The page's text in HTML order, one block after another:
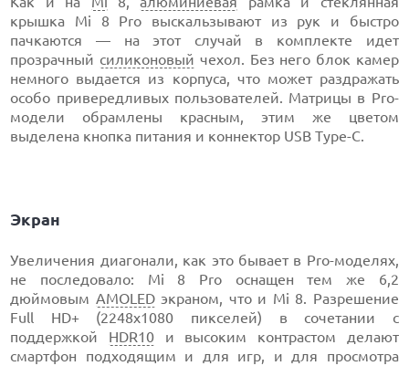
крышка Mi 8 Pro выскальзывают из рук и быстро
пачкаются — на этот случай в комплекте идет
прозрачный силиконовый чехол. Без него блок камер
немного выдается из корпуса, что может раздражать
особо привередливых пользователей. Матрицы в Pro-
модели обрамлены красным, этим же цветом
выделена кнопка питания и коннектор USB Type-С.
Экран
Увеличения диагонали, как это бывает в Pro-моделях,
не последовало: Mi 8 Pro оснащен тем же 6,2
дюймовым AMOLEDэкраном, что и Mi 8. Разрешение
Full HD+ (2248x1080 пикселей) в сочетании с
поддержкой HDR10и высоким контрастом делают
смартфон подходящим и для игр, и для просмотра